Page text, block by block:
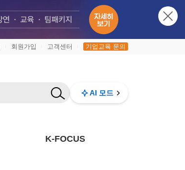
회원가입 고객센터 기업교육 문의
AI 모드
K-FOCUS